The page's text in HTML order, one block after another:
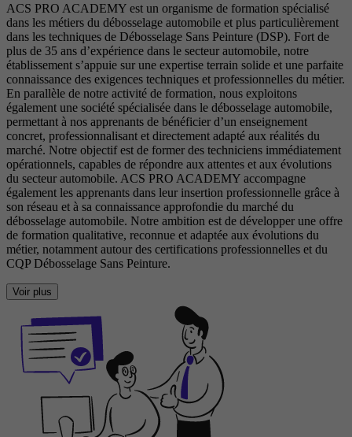
ACS PRO ACADEMY est un organisme de formation spécialisé
dans les métiers du débosselage automobile et plus particulièrement
dans les techniques de Débosselage Sans Peinture (DSP). Fort de
plus de 35 ans d’expérience dans le secteur automobile, notre
établissement s’appuie sur une expertise terrain solide et une parfaite
connaissance des exigences techniques et professionnelles du métier.
En parallèle de notre activité de formation, nous exploitons
également une société spécialisée dans le débosselage automobile,
permettant à nos apprenants de bénéficier d’un enseignement
concret, professionnalisant et directement adapté aux réalités du
marché. Notre objectif est de former des techniciens immédiatement
opérationnels, capables de répondre aux attentes et aux évolutions
du secteur automobile. ACS PRO ACADEMY accompagne
également les apprenants dans leur insertion professionnelle grâce à
son réseau et à sa connaissance approfondie du marché du
débosselage automobile. Notre ambition est de développer une offre
de formation qualitative, reconnue et adaptée aux évolutions du
métier, notamment autour des certifications professionnelles et du
CQP Débosselage Sans Peinture.
Voir plus